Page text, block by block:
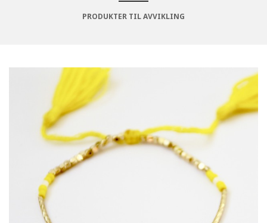
PRODUKTER TIL AVVIKLING